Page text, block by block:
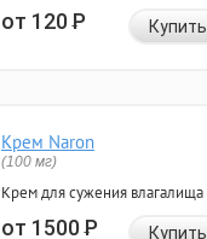
от 120Р Купить
Крем Naron
(100 мг)
Крем для сужения влагалища
от 1500Р Купить